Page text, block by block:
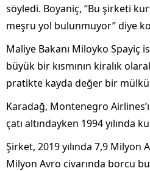
söyledi. Boyaniç, “Bu şirketi
meşru yol bulunmuyor” diye
Maliye Bakanı Miloyko Spayiç
büyük bir kısmının kiralık
pratikte kayda değer bir mülkü
Karadağ, Montenegro
çatı altındayken 1994 yılında
Şirket, 2019 yılında 7,9 Milyon
Milyon Avro civarında borcu